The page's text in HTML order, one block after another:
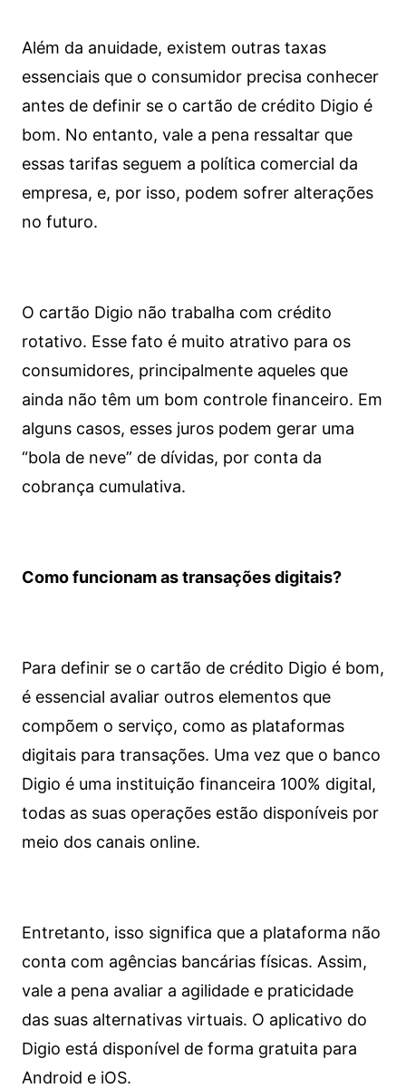
Além da anuidade, existem outras taxas
essenciais que o consumidor precisa conhecer
antes de definir se o cartão de crédito Digio é
bom. No entanto, vale a pena ressaltar que
essas tarifas seguem a política comercial da
empresa, e, por isso, podem sofrer alterações
no futuro.
O cartão Digio não trabalha com crédito
rotativo. Esse fato é muito atrativo para os
consumidores, principalmente aqueles que
ainda não têm um bom controle financeiro. Em
alguns casos, esses juros podem gerar uma
“bola de neve” de dívidas, por conta da
cobrança cumulativa.
Como funcionam as transações digitais?
Para definir se o cartão de crédito Digio é bom,
é essencial avaliar outros elementos que
compõem o serviço, como as plataformas
digitais para transações. Uma vez que o banco
Digio é uma instituição financeira 100% digital,
todas as suas operações estão disponíveis por
meio dos canais online.
Entretanto, isso significa que a plataforma não
conta com agências bancárias físicas. Assim,
vale a pena avaliar a agilidade e praticidade
das suas alternativas virtuais. O aplicativo do
Digio está disponível de forma gratuita para
Android e iOS.